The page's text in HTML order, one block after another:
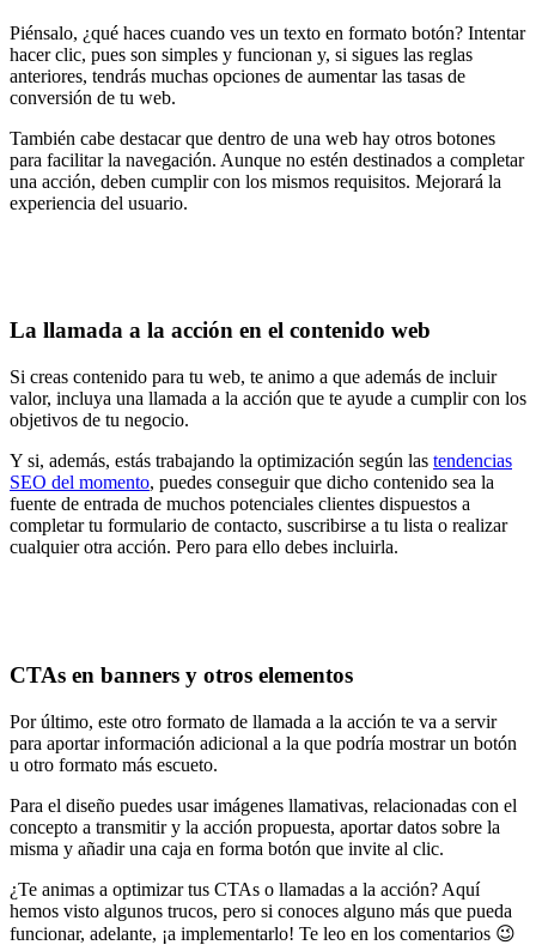
Piénsalo, ¿qué haces cuando ves un texto en formato botón? Intentar
hacer clic, pues son simples y funcionan y, si sigues las reglas
anteriores, tendrás muchas opciones de aumentar las tasas de
conversión de tu web.
También cabe destacar que dentro de una web hay otros botones
para facilitar la navegación. Aunque no estén destinados a completar
una acción, deben cumplir con los mismos requisitos. Mejorará la
experiencia del usuario.
La llamada a la acción en el contenido web
Si creas contenido para tu web, te animo a que además de incluir
valor, incluya una llamada a la acción que te ayude a cumplir con los
objetivos de tu negocio.
Y si, además, estás trabajando la optimización según las tendencias
SEO del momento, puedes conseguir que dicho contenido sea la
fuente de entrada de muchos potenciales clientes dispuestos a
completar tu formulario de contacto, suscribirse a tu lista o realizar
cualquier otra acción. Pero para ello debes incluirla.
CTAs en banners y otros elementos
Por último, este otro formato de llamada a la acción te va a servir
para aportar información adicional a la que podría mostrar un botón
u otro formato más escueto.
Para el diseño puedes usar imágenes llamativas, relacionadas con el
concepto a transmitir y la acción propuesta, aportar datos sobre la
misma y añadir una caja en forma botón que invite al clic.
¿Te animas a optimizar tus CTAs o llamadas a la acción? Aquí
hemos visto algunos trucos, pero si conoces alguno más que pueda
funcionar, adelante, ¡a implementarlo! Te leo en los comentarios 😉